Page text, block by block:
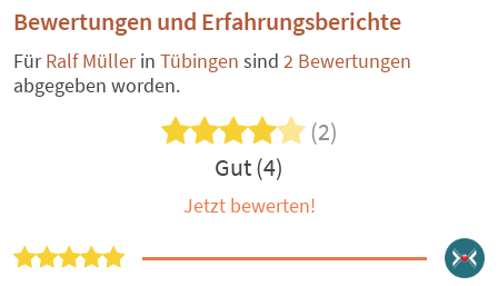
Bewertungen und Erfahrungsberichte
FürRalf Müllerin Tübingen sind 2 Bewertungen
abgegeben worden.
(2)
Gut (4)
Jetzt bewerten!